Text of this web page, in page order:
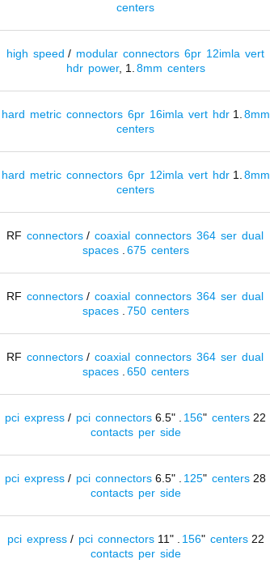
centers
high speed / modular connectors 6pr 12imla vert
hdr power, 1. 8mm centers
hard metric connectors 6pr 16imla vert hdr1. 8mm
centers
hard metric connectors 6pr 12imla vert hdr1. 8mm
centers
RF connectors/ coaxial connectors 364 ser dual
spaces. 675 centers
RF connectors/ coaxial connectors 364 ser dual
spaces. 750 centers
RF connectors/ coaxial connectors 364 ser dual
spaces. 650 centers
pci express / pci connectors 6.5" . 156" centers 22
contacts per side
pci express / pci connectors 6.5" . 125" centers 28
contacts per side
pci express/ pci connectors11" . 156" centers22
contacts per side